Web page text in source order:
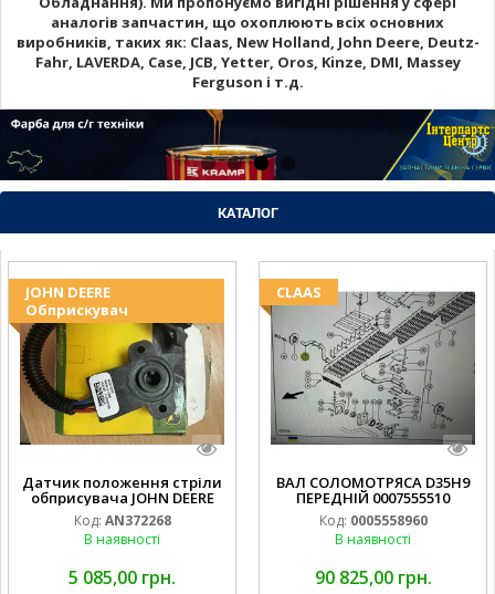
аналогів запчастин, що охоплюють всіх основних
виробників, таких як: Claas, New Holland, John Deere, Deutz-
Fahr, LAVERDA, Case, JCB, Yetter, Oros, Kinze, DMI, Massey
Ferguson і т.д.
КАТАЛОГ
JOHN DEERE
Обприскувач
Датчик положення стріли
обприсувача JOHN DEERE
Код: AN372268
В наявності
5 085,00 грн.
CLAAS
ВАЛ СОЛОМОТРЯСА D35H9
ПЕРЕДНІЙ 0007555510
Код: 0005558960
В наявності
90 825,00 грн.